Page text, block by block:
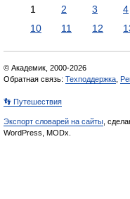
1 2 3 4
10
11 12
© Академик, 2000-2026
Обратная связь: Техподдержка
👣 Путешествия
Экспорт словарей на сайты ,
WordPress, MODx.